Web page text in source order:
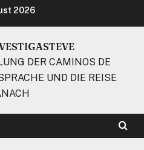
2026
DER CAMINOS DE
UND DIE REISE